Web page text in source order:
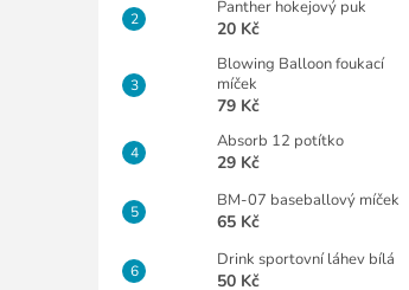
Panther hokejový puk
20 Kč
Blowing Balloon foukací
míček
79 Kč
Absorb 12 potítko
29 Kč
BM-07 baseballový míček
65 Kč
Drink sportovní láhev bílá
50 Kč